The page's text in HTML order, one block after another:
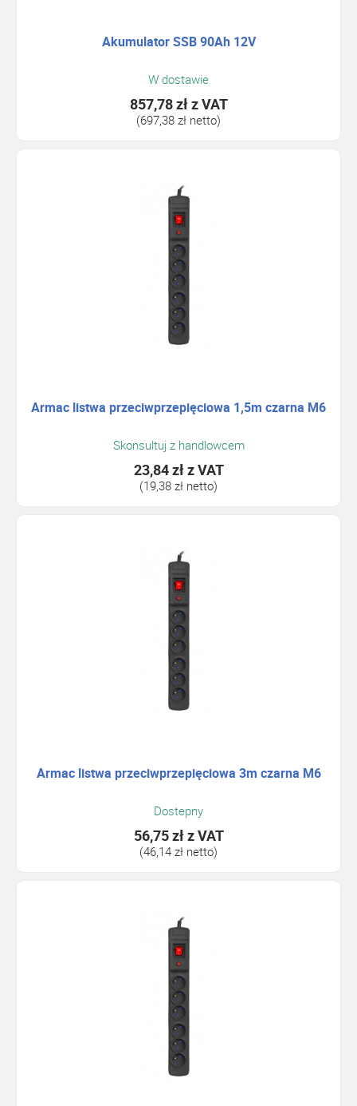
Akumulator SSB 90Ah 12V
W dostawie
857,78 złz VAT
(697,38 zł netto)
Armac listwa przeciwprzepięciowa 1,5m czarna M6
Skonsultuj z handlowcem
23,84 złz VAT
(19,38 zł netto)
Armac listwa przeciwprzepięciowa 3m czarna M6
Dostepny
56,75 złz VAT
(46,14 zł netto)